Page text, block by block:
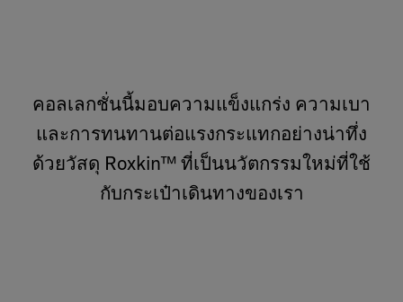
คอลเลกชั่นนี้มอบความแข็งแกร่ง ความเบา
และการทนทานต่อแรงกระแทกอย่างน่าทึ่ง
ด้วยวัสดุ Roxkin™ ที่เป็นนวัตกรรมใหม่ที่ใช้
กับกระเป๋าเดินทางของเรา